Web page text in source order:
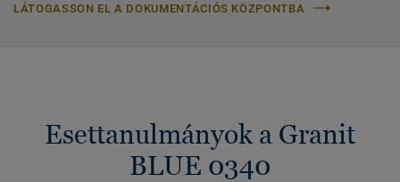
LÁTOGASSON EL A DOKUMENTÁCIÓS KÖZPONTBA
Esettanulmányok a Granit
BLUE 0340